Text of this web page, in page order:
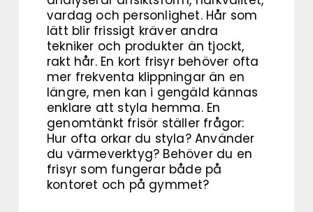
vardag och personlighet. Hår som
lätt blir frissigt kräver andra
tekniker och produkter än tjockt,
rakt hår. En kort frisyr behöver ofta
mer frekventa klippningar än en
längre, men kan i gengäld kännas
enklare att styla hemma. En
genomtänkt frisör ställer frågor:
Hur ofta orkar du styla? Använder
du värmeverktyg? Behöver du en
frisyr som fungerar både på
kontoret och på gymmet?